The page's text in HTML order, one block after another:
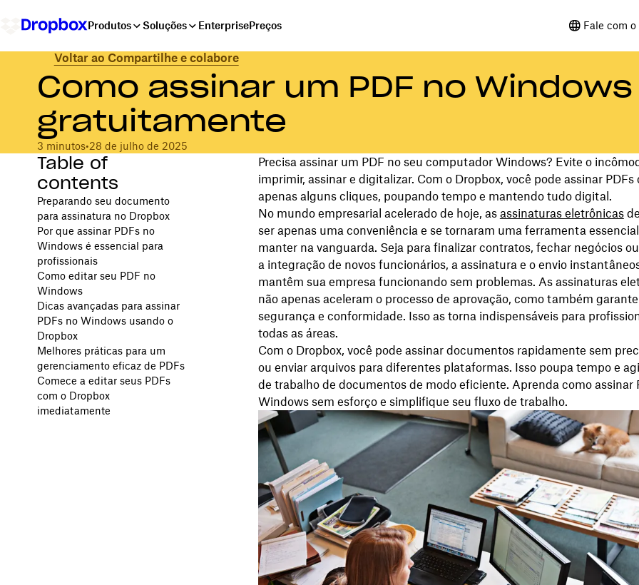
Produtos Soluções EnterprisePreços Fale com
Voltar ao Compartilhe e colabore
Como assinar um PDF no Windows
gratuitamente
3 minutos•28 de julho de 2025
Table of
contents
Preparando seu documento
para assinatura no Dropbox
Por que assinar PDFs no
Windows é essencial para
profissionais
Como editar seu PDF no
Windows
Dicas avançadas para assinar
PDFs no Windows usando o
Dropbox
Melhores práticas para um
gerenciamento eficaz de PDFs
Comece a editar seus PDFs
com o Dropbox
imediatamente
Precisa assinar um PDF no seu computador Windows? Evite o
imprimir, assinar e digitalizar. Com o Dropbox, você pode assinar PDFs
apenas alguns cliques, poupando tempo e mantendo tudo digital.
No mundo empresarial acelerado de hoje, as assinaturas eletrônicas
ser apenas uma conveniência e se tornaram uma ferramenta
manter na vanguarda. Seja para finalizar contratos, fechar negócios
a integração de novos funcionários, a assinatura e o envio
mantêm sua empresa funcionando sem problemas. As assinaturas
não apenas aceleram o processo de aprovação, como também
segurança e conformidade. Isso as torna indispensáveis para
todas as áreas.
Com o Dropbox, você pode assinar documentos rapidamente sem
ou enviar arquivos para diferentes plataformas. Isso poupa tempo e
de trabalho de documentos de modo eficiente. Aprenda como assinar
Windows sem esforço e simplifique seu fluxo de trabalho.